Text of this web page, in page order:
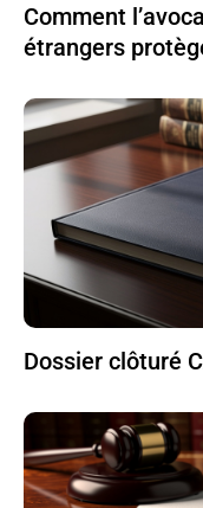
Comment
étrangers
Dossier clôturé